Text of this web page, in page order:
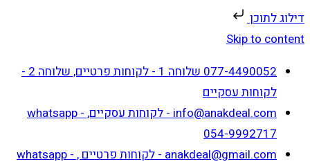
דילוג לתוכן
Skip to content
077-4490052 שלוחה 1 - לקוחות פרטיים, שלוחה 2 -
לקוחות עסקיים
info@anakdeal.com - לקוחות עסקיים, whatsapp -
054-9992717
anakdeal@gmail.com - לקוחות פרטיים , whatsapp -